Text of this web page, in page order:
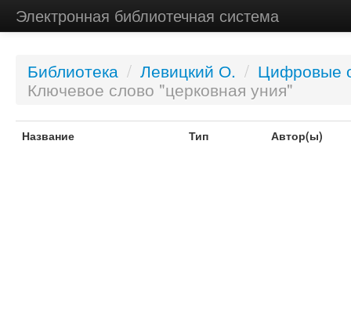
Электронная библиотечная система
Библиотека / Левицкий О. / Цифровые
Ключевое слово "церковная уния"
Название Тип Автор(ы)